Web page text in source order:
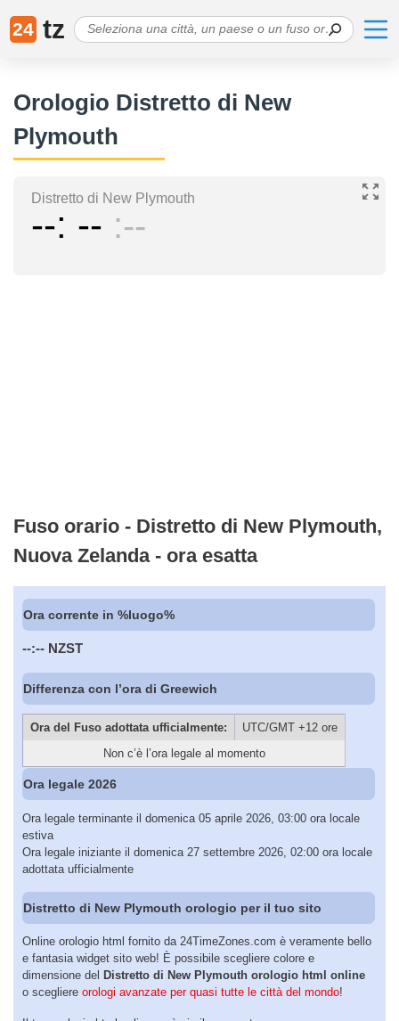
24 tz
Orologio Distretto di New
Plymouth
Distretto di New Plymouth
-- -- --
Fuso orario - Distretto di New Plymouth,
Nuova Zelanda - ora esatta
Ora corrente in %luogo%
--:-- NZST
Differenza con l’ora di Greewich
Ora del Fuso adottata ufficialmente:
UTC/GMT +12 ore
Non c’è l’ora legale al momento
Ora legale 2026
Ora legale terminante il domenica 05 aprile 2026, 03:00 ora locale
estiva
Ora legale iniziante il domenica 27 settembre 2026, 02:00 ora locale
adottata ufficialmente
Distretto di New Plymouth orologio per il tuo sito
Online orologio html fornito da 24TimeZones.com è veramente bello
e fantasia widget sito web! È possibile scegliere colore e
dimensione del Distretto di New Plymouth orologio html online
o scegliere orologi avanzate per quasi tutte le città del mondo!